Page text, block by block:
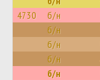
4730 б/н
б/н
б/н
б/н
б/н